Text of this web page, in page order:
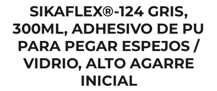
SIKAFLEX®-124 GRIS,
300ML, ADHESIVO DE PU
PARA PEGAR ESPEJOS /
VIDRIO, ALTO AGARRE
INICIAL